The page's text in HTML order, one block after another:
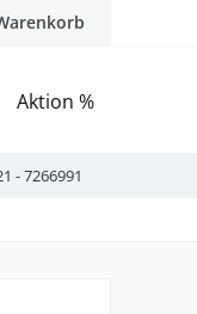
Aktion %
- 7266991